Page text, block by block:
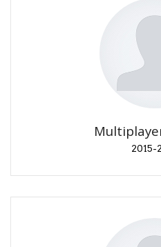
2015-
2015-
Consulenze editoriali.